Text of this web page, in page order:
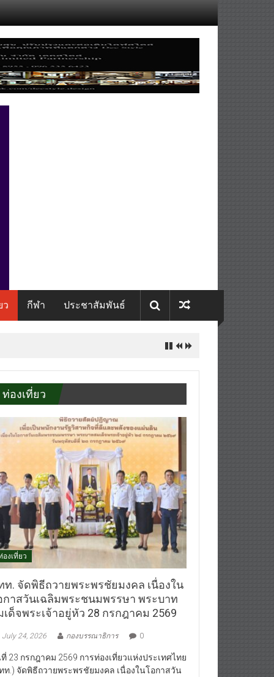
ว กีฬา ประชาสัมพันธ์
ท่องเที่ยว
องเที่ยว
ท. จัดพิธีถวายพระพรชัยมงคล เนื่องใน
กาสวันเฉลิมพระชนมพรรษา พระบาท
เด็จพระเจ้าอยู่หัว 28 กรกฎาคม 2569
July 24, 2026 กองบรรณาธิการ 0
23 กรกฎาคม 2569 การท่องเที่ยวแห่งประเทศไทย
ท.) จัดพิธีถวายพระพรชัยมงคล เนื่องในโอกาสวัน